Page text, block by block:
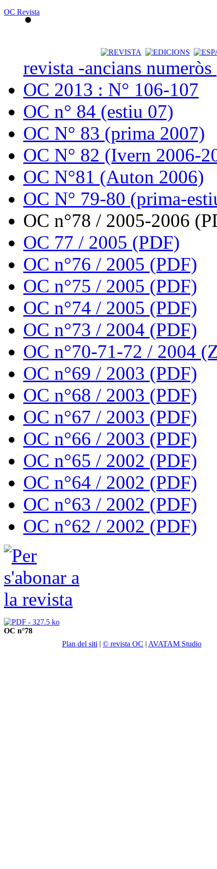
OC Revista
revista -ancians
OC 2013 : N° 106-107
OC n° 84 (estiu 07)
OC N° 83 (prima 2007)
OC N° 82 (Ivern 2006-
OC N°81 (Auton 2006)
OC N° 79-80 (prima-
OC n°78 / 2005-2006
OC 77 / 2005 (PDF)
OC n°76 / 2005 (PDF)
OC n°75 / 2005 (PDF)
OC n°74 / 2005 (PDF)
OC n°73 / 2004 (PDF)
OC n°70-71-72 / 2004
OC n°69 / 2003 (PDF)
OC n°68 / 2003 (PDF)
OC n°67 / 2003 (PDF)
OC n°66 / 2003 (PDF)
OC n°65 / 2002 (PDF)
OC n°64 / 2002 (PDF)
OC n°63 / 2002 (PDF)
OC n°62 / 2002 (PDF)
OC n°78
Plan del siti | © revista OC | AVATAM Studio